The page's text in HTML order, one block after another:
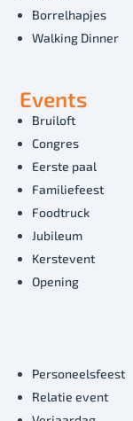
Borrelhapjes
Walking Dinner
Events
Bruiloft
Congres
Eerste paal
Familiefeest
Foodtruck
Jubileum
Kerstevent
Opening
Personeelsfeest
Relatie event